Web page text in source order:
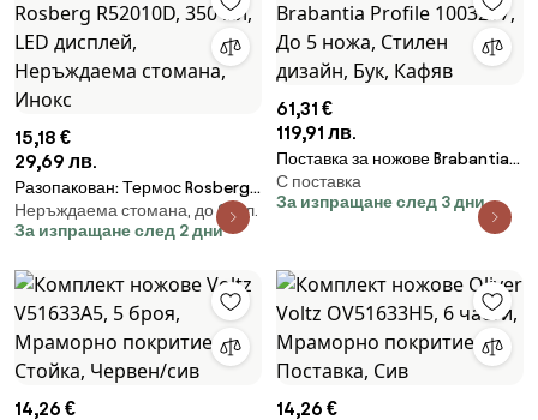
15,18 €
29,69 лв.
Разопакован: Термос Rosberg
R52010D, 350 мл, LED дисплей,
Неръждаема стомана, Инокс
Неръждаема стомана, до 0,5 л.
За изпращане след 2 дни
61,31 €
119,91 лв.
Поставка за ножове Brabantia
Profile 1003297, До 5 ножа,
Стилен дизайн, Бук, Кафяв
С поставка
За изпращане след 3 дни
14,26 €
14,26 €